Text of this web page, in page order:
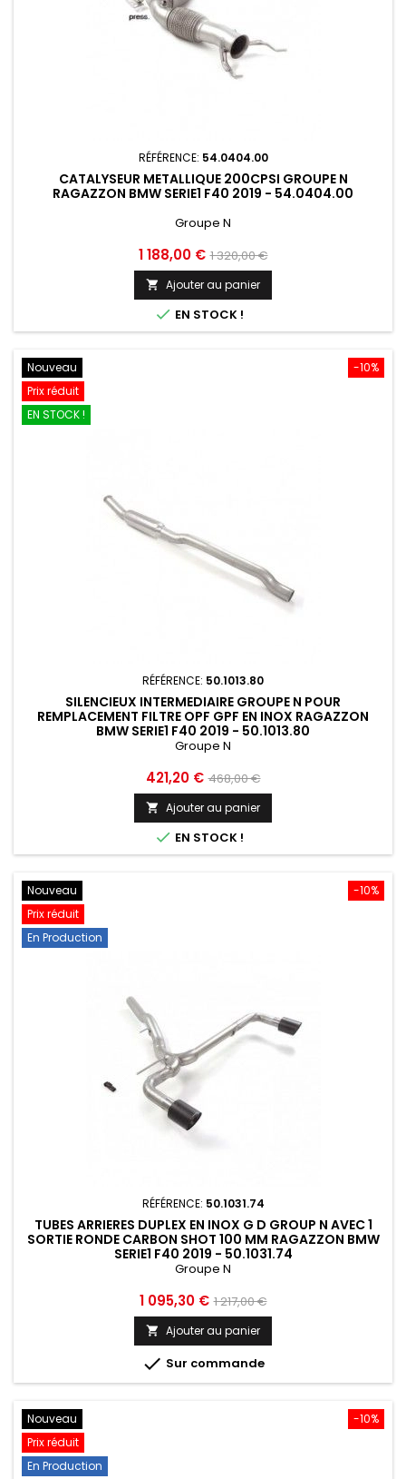
RÉFÉRENCE: 54.0404.00
CATALYSEUR METALLIQUE 200CPSI GROUPE N
RAGAZZON BMW SERIE1 F40 2019 - 54.0404.00
Groupe N
Prix
1 188,00 € Prix
de
base
1 320,00 €
 Ajouter au panier
 EN STOCK !
-10%
Nouveau
Prix réduit
EN STOCK !
RÉFÉRENCE: 50.1013.80
SILENCIEUX INTERMEDIAIRE GROUPE N POUR
REMPLACEMENT FILTRE OPF GPF EN INOX RAGAZZON
BMW SERIE1 F40 2019 - 50.1013.80
Groupe N
Prix
421,20 € Prix
de
base
468,00 €
 Ajouter au panier
 EN STOCK !
-10%
Nouveau
Prix réduit
En Production
RÉFÉRENCE: 50.1031.74
TUBES ARRIERES DUPLEX EN INOX G D GROUP N AVEC 1
SORTIE RONDE CARBON SHOT 100 MM RAGAZZON BMW
SERIE1 F40 2019 - 50.1031.74
Groupe N
Prix
1 095,30 € Prix
de
base
1 217,00 €
 Ajouter au panier
 Sur commande
-10%
Nouveau
Prix réduit
En Production